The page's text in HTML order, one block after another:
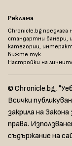
Реклама
Chronicle.bg предлага
стандартни банери,
категории,
вижте тук.
Настройки на
© Chronicle.bg,
Всички
закрила на
права.
съдържание на